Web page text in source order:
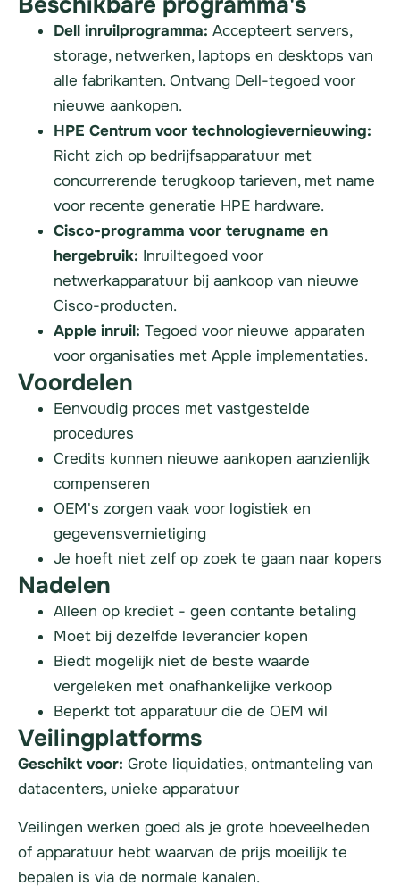
Dell inruilprogramma: Accepteert servers,
storage, netwerken, laptops en desktops van
alle fabrikanten. Ontvang Dell-tegoed voor
nieuwe aankopen.
HPE Centrum voor technologievernieuwing:
Richt zich op bedrijfsapparatuur met
concurrerende terugkoop tarieven, met name
voor recente generatie HPE hardware.
Cisco-programma voor terugname en
hergebruik: Inruiltegoed voor
netwerkapparatuur bij aankoop van nieuwe
Cisco-producten.
Apple inruil: Tegoed voor nieuwe apparaten
voor organisaties met Apple implementaties.
Voordelen
Eenvoudig proces met vastgestelde
procedures
Credits kunnen nieuwe aankopen aanzienlijk
compenseren
OEM's zorgen vaak voor logistiek en
gegevensvernietiging
Je hoeft niet zelf op zoek te gaan naar kopers
Nadelen
Alleen op krediet - geen contante betaling
Moet bij dezelfde leverancier kopen
Biedt mogelijk niet de beste waarde
vergeleken met onafhankelijke verkoop
Beperkt tot apparatuur die de OEM wil
Veilingplatforms
Geschikt voor: Grote liquidaties, ontmanteling van
datacenters, unieke apparatuur
Veilingen werken goed als je grote hoeveelheden
of apparatuur hebt waarvan de prijs moeilijk te
bepalen is via de normale kanalen.